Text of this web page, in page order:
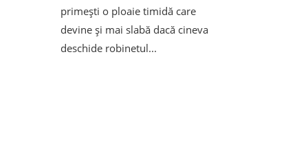
primești o ploaie timidă care
devine și mai slabă dacă cineva
deschide robinetul...